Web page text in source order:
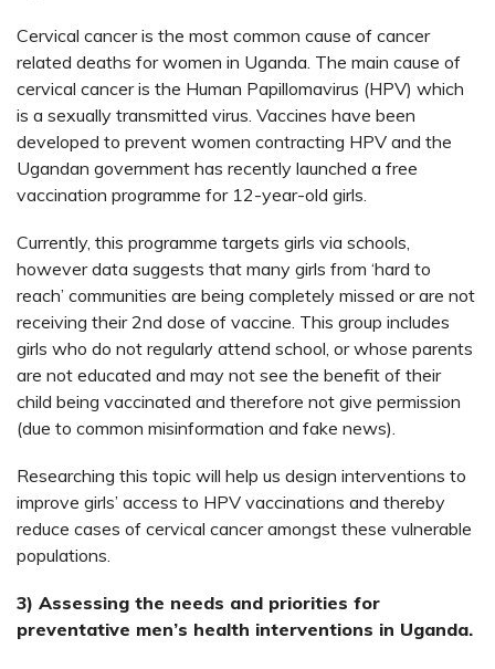
Cervical cancer is the most common cause of cancer
related deaths for women in Uganda. The main cause of
cervical cancer is the Human Papillomavirus (HPV) which
is a sexually transmitted virus. Vaccines have been
developed to prevent women contracting HPV and the
Ugandan government has recently launched a free
vaccination programme for 12-year-old girls.
Currently, this programme targets girls via schools,
however data suggests that many girls from ‘hard to
reach’ communities are being completely missed or are not
receiving their 2nd dose of vaccine. This group includes
girls who do not regularly attend school, or whose parents
are not educated and may not see the benefit of their
child being vaccinated and therefore not give permission
(due to common misinformation and fake news).
Researching this topic will help us design interventions to
improve girls’ access to HPV vaccinations and thereby
reduce cases of cervical cancer amongst these vulnerable
populations.
3) Assessing the needs and priorities for
preventative men’s health interventions in Uganda.